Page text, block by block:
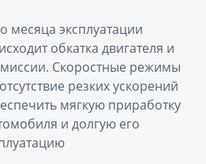
месяца эксплуатации
обкатка двигателя и
Скоростные режимы
резких ускорений
мягкую приработку
и долгую его